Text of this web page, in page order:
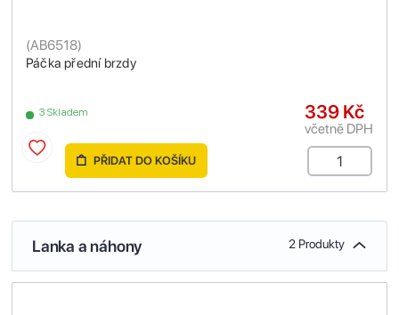
Páčka přední brzdy
(AB6518)
3 Skladem 339 Kč
včetně DPH
PŘIDAT DO KOŠÍKU
Lanka a náhony 2 Produkty